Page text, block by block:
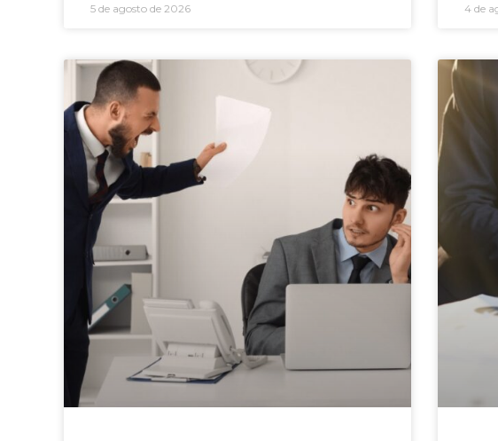
5 de agosto de 2026 4 de